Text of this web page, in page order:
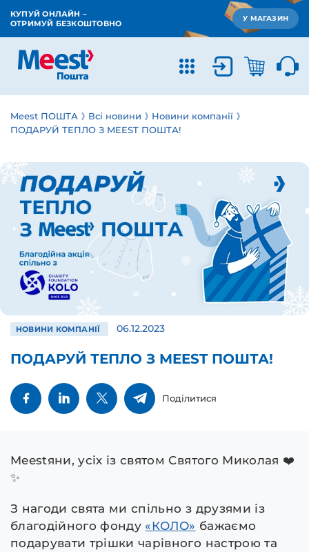
КУПУЙ ОНЛАЙН –
ОТРИМУЙ БЕЗКОШТОВНО
У МАГАЗИН
Meest ПОШТА Всі новини
Новини компанії
ПОДАРУЙ ТЕПЛО З MEEST ПОШТА!
НОВИНИ КОМПАНІЇ 06.12.2023
ПОДАРУЙ ТЕПЛО З MEEST ПОШТА!
Поділитися
Meestяни, усіх із святом Святого Миколая ❤️
✨
З нагоди свята ми спільно з друзями із
благодійного фонду «КОЛО» бажаємо
подарувати трішки чарівного настрою та